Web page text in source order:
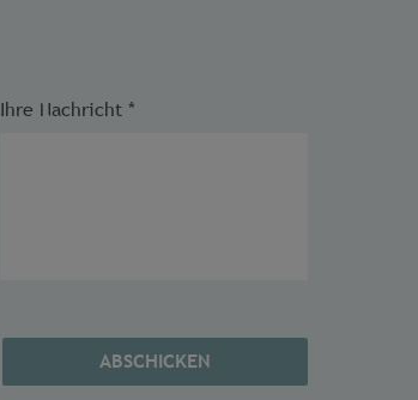
Ihre Nachricht *
ABSCHICKEN